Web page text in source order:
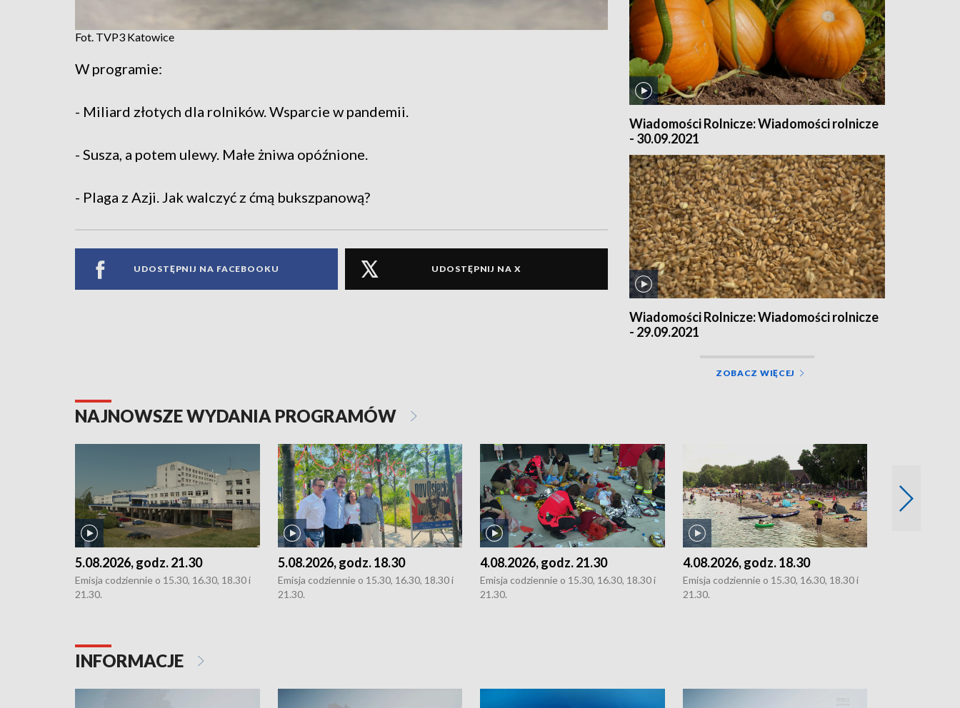
Fot. TVP3 Katowice
W programie:
- Miliard złotych dla rolników. Wsparcie w pandemii.
- Susza, a potem ulewy. Małe żniwa opóźnione.
- Plaga z Azji. Jak walczyć z ćmą bukszpanową?
UDOSTĘPNIJ NA FACEBOOKU UDOSTĘPNIJ NA X
Wiadomości Rolnicze: Wiadomości rolnicze
- 30.09.2021
Wiadomości Rolnicze: Wiadomości rolnicze
- 29.09.2021
ZOBACZ WIĘCEJ
NAJNOWSZE WYDANIA PROGRAMÓW
5.08.2026, godz. 21.30
Emisja codziennie o 15.30, 16.30, 18.30 i
21.30.
5.08.2026, godz. 18.30
Emisja codziennie o 15.30, 16.30, 18.30 i
21.30.
4.08.2026, godz. 21.30
Emisja codziennie o 15.30, 16.30, 18.30 i
21.30.
4.08.2026, godz. 18.30
Emisja codziennie o 15.30, 16.30, 18.30 i
21.30.
INFORMACJE